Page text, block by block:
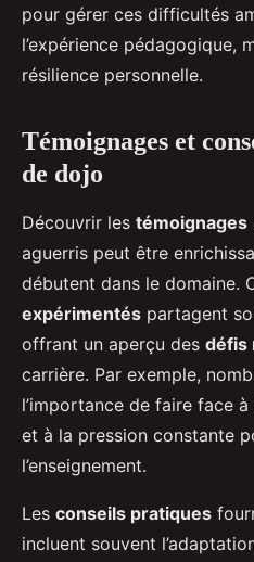
pour gérer ces difficultés
l’expérience pédagogique,
résilience personnelle.
Témoignages et
de dojo
Découvrir les témoignages
aguerris peut être
débutent dans le domaine.
expérimentés partagent
offrant un aperçu des défis
carrière. Par exemple,
l’importance de faire face
et à la pression constante
l’enseignement.
Les conseils pratiques
incluent souvent